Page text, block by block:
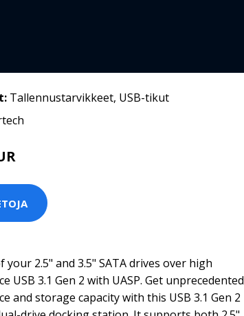
Tallennustarvikkeet, USB-tikut
your 2.5" and 3.5" SATA drives over high
USB 3.1 Gen 2 with UASP. Get unprecedented
and storage capacity with this USB 3.1 Gen 2